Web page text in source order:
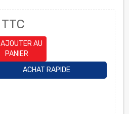
TTC
AJOUTER AU
PANIER
ACHAT RAPIDE